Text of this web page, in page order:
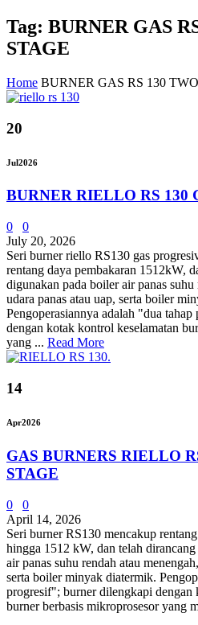
Tag: BURNER GAS
STAGE
Home BURNER GAS RS 130
20
Jul2026
BURNER RIELLO RS 130
0
0
July 20, 2026
Seri burner riello RS130 ​​gas
rentang daya pembakaran 1512kW,
digunakan pada boiler air panas
udara panas atau uap, serta boiler
Pengoperasiannya adalah "dua
dengan kotak kontrol keselamatan
yang ... Read More
14
Apr2026
GAS BURNERS RIELLO
STAGE
0
0
April 14, 2026
Seri burner RS130 ​​mencakup
hingga 1512 kW, dan telah
air panas suhu rendah atau
serta boiler minyak diatermik.
progresif"; burner dilengkapi dengan
burner berbasis mikroprosesor yang